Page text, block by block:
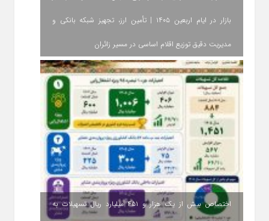
بازار در ایام اربعین ۱۴۰۵ | تأمین ارز، تجهیز شبکه بانکی و
مدیریت دقیق توزیع اقلام اساسی در مسیر زائران
اختصاص بیش از یک هزار و ۴۵۱ میلیارد ریال تسهیلات به